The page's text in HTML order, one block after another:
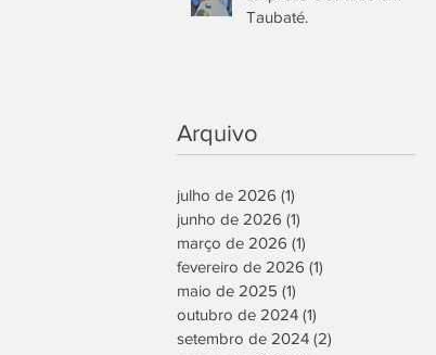
de São Paulo. Aprovada
Taubaté.
Arquivo
julho de 2026 (1)
junho de 2026 (1)
março de 2026 (1)
fevereiro de 2026 (1)
maio de 2025 (1)
outubro de 2024 (1)
setembro de 2024 (2)